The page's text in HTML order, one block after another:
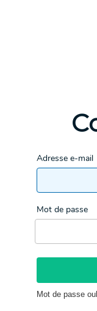
Adresse e-mail
Mot de passe
Mot de passe